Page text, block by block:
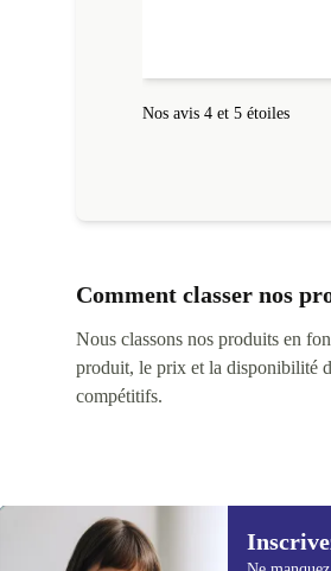
Nos avis 4 et 5 étoiles
Comment classer nos
Nous classons nos produits en
produit, le prix et la disponibilité
compétitifs.